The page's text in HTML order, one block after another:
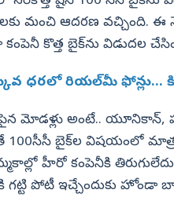
మంచి ఆదరణ వచ్చింది.
కొత్త బైక్‌ను విడుదల
ధరలో రియల్‌మీ ఫోన్లు...
మోడళ్లు అంటే.. యూనికాన్,
100సీసీ బైక్‌ల విషయంలో
హీరో కంపెనీకి
పోటీ ఇచ్చేందుకు హోండా
రాజమండ్రి డాక్టర్
సంచలన నిజాలు..!